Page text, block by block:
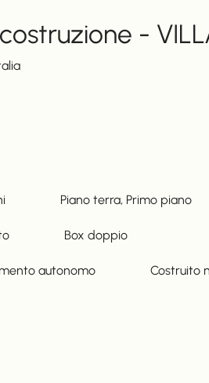
-
Piano terra, Primo piano
Box doppio
autonomo Costruito